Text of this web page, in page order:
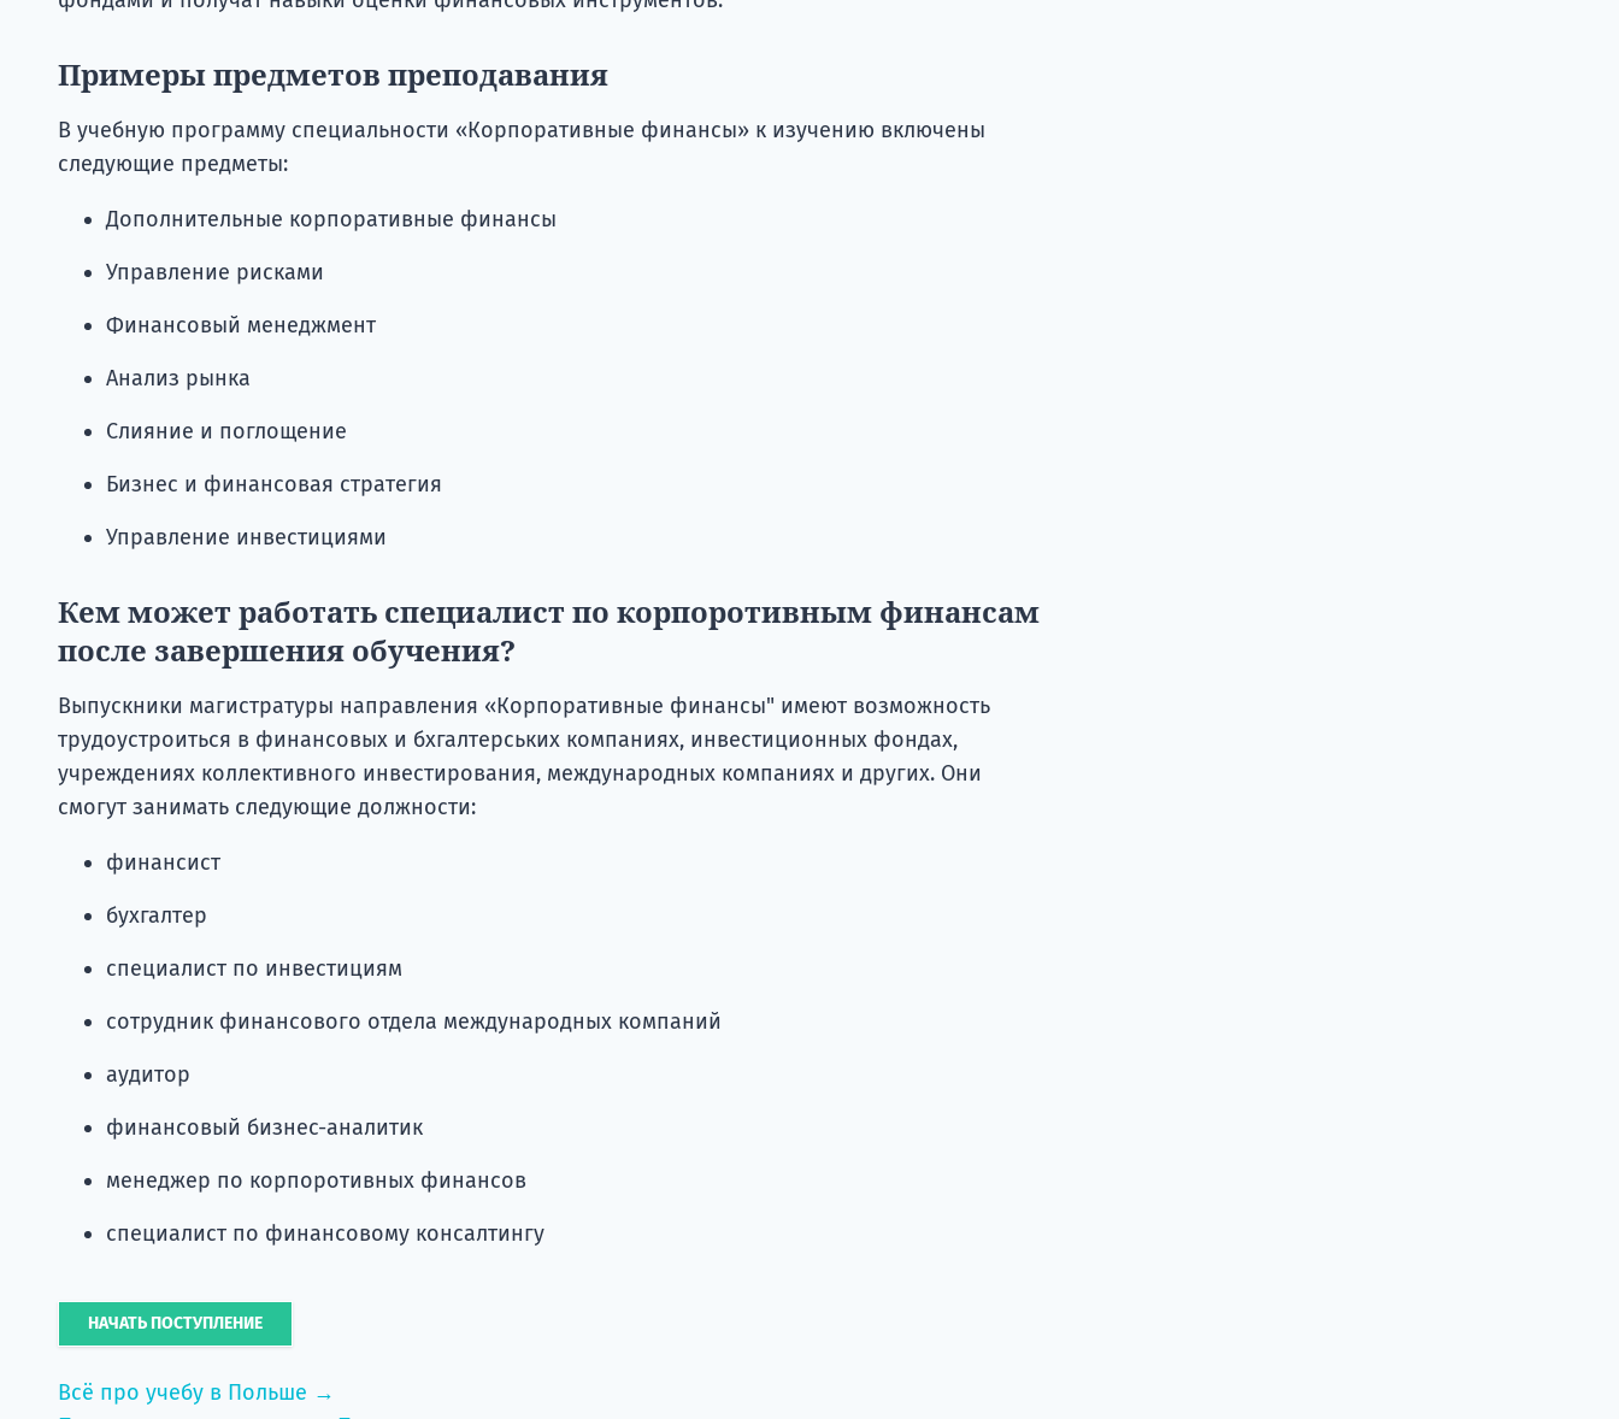
Примеры предметов преподавания
В учебную программу специальности «Корпоративные финансы» к изучению включены
следующие предметы:
Дополнительные корпоративные финансы
Управление рисками
Финансовый менеджмент
Анализ рынка
Слияние и поглощение
Бизнес и финансовая стратегия
Управление инвестициями
Кем может работать специалист по корпоротивным финансам
после завершения обучения?
Выпускники магистратуры направления «Корпоративные финансы" имеют возможность
трудоустроиться в финансовых и бхгалтерських компаниях, инвестиционных фондах,
учреждениях коллективного инвестирования, международных компаниях и других. Они
смогут занимать следующие должности:
финансист
бухгалтер
специалист по инвестициям
сотрудник финансового отдела международных компаний
аудитор
финансовый бизнес-аналитик
менеджер по корпоротивных финансов
специалист по финансовому консалтингу
НАЧАТЬ ПОСТУПЛЕНИЕ
Всё про учебу в Польше →